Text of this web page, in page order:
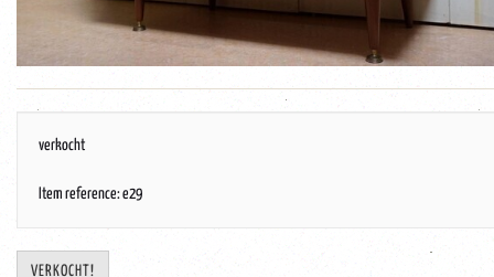
verkocht
Item reference: e29
VERKOCHT!